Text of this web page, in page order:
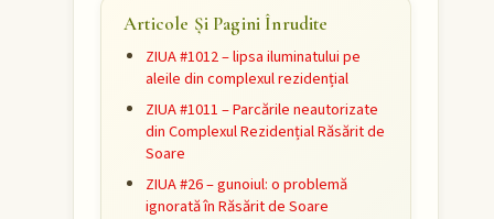
Articole Și Pagini Înrudite
ZIUA #1012 – lipsa iluminatului pe
aleile din complexul rezidențial
ZIUA #1011 – Parcările neautorizate
din Complexul Rezidențial Răsărit de
Soare
ZIUA #26 – gunoiul: o problemă
ignorată în Răsărit de Soare